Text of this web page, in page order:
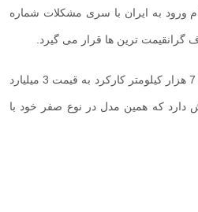
ورود به ایران با سری مشکلات شماره
گرانقیمت ترین ها قرار می گیرد.
بی ام و سری 8آی مدل 2016 با 7 هزار کیلومتر کارکرد به قیمت 3 میلیارد
دارد که همین مدل در نوع صفر خود با